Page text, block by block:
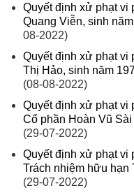
Quyết định xử phạt vi
Quang Viễn, sinh
08-2022)
Quyết định xử phạt vi
Thị Hảo, sinh năm
(08-08-2022)
Quyết định xử phạt vi
Cổ phần Hoàn Vũ
(29-07-2022)
Quyết định xử phạt vi
Trách nhiệm hữu hạn
(29-07-2022)